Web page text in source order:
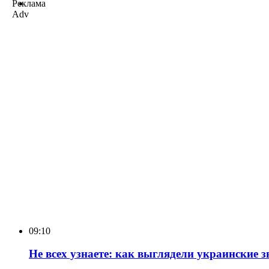
Реклама
Adv
09:10
Не всех узнаете: как выглядели украинские